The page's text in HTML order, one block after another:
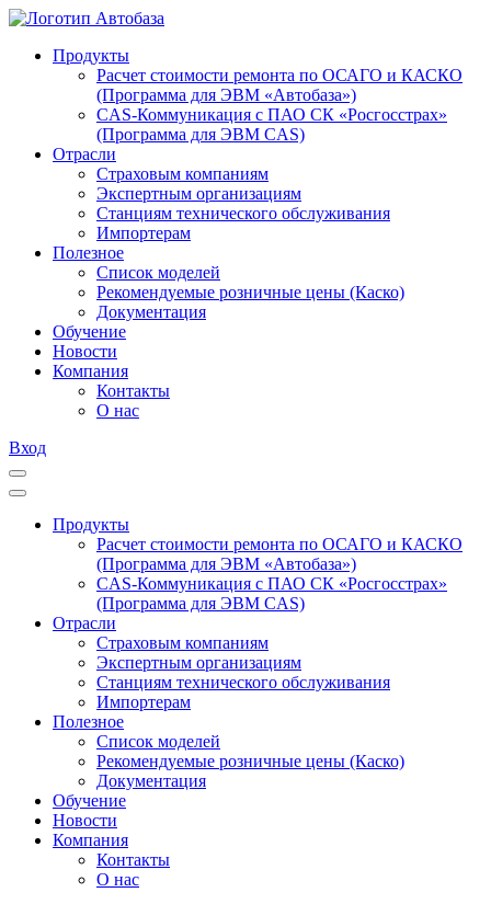
Продукты
Расчет стоимости ремонта по ОСАГО и КАСКО
(Программа для ЭВМ «Автобаза»)
CAS-Коммуникация с ПАО СК «Росгосстрах»
(Программа для ЭВМ CAS)
Отрасли
Страховым компаниям
Экспертным организациям
Станциям технического обслуживания
Импортерам
Полезное
Список моделей
Рекомендуемые розничные цены (Каско)
Документация
Обучение
Новости
Компания
Контакты
О нас
Вход
Продукты
Расчет стоимости ремонта по ОСАГО и КАСКО
(Программа для ЭВМ «Автобаза»)
CAS-Коммуникация с ПАО СК «Росгосстрах»
(Программа для ЭВМ CAS)
Отрасли
Страховым компаниям
Экспертным организациям
Станциям технического обслуживания
Импортерам
Полезное
Список моделей
Рекомендуемые розничные цены (Каско)
Документация
Обучение
Новости
Компания
Контакты
О нас